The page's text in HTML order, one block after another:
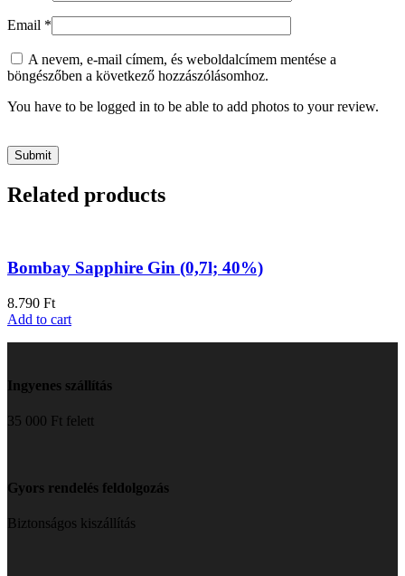
Email *
A nevem, e-mail címem, és weboldalcímem mentése a
böngészőben a következő hozzászólásomhoz.
You have to be logged in to be able to add photos to your review.
Related products
Bombay Sapphire Gin (0,7l; 40%)
8.790 Ft
Add to cart
Ingyenes szállítás
35 000 Ft felett
Gyors rendelés feldolgozás
Biztonságos kiszállítás